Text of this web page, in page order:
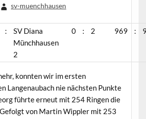
sv-muenchhausen
:
SV Diana
Münchhausen
2
0 : 2 969 :
konnten wir im ersten
Langenaubach nie nächsten Punkte
führte erneut mit 254 Ringen die
von Martin Wippler mit 253